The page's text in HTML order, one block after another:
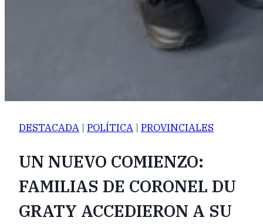
DESTACADA | POLÍTICA | PROVINCIALES
UN NUEVO COMIENZO:
FAMILIAS DE CORONEL DU
GRATY ACCEDIERON A SU